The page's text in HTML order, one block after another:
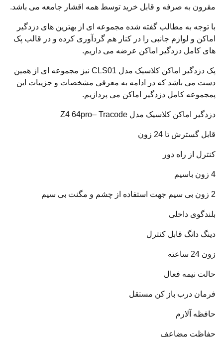
مقرون به صرفه و قابل خرید توسط همه اقشار جامعه می باشد.
با توجه به مطالب گفته شده مجموعه ای از بهترین های دزدگیر
اماکن و لوازم جانبی را در کنار هم گردآوری کرده و در قالب پک
های کامل دزدگیر اماکن عرضه می داریم.
پک دزدگیر اماکن کلاسیک مدل CLS01 نیز مجموعه ای از همین
دست می باشد که در ادامه به معرفی مشخصات و جزییات این
پمجموعه کامل دزدگیر اماکن می پردازیم.
دزدگیر اماکن کلاسیک مدل Z4 64pro– Tracode
قابل گسترش تا 24 زون
کنترل از راه دور
4 زون باسیم
2 زون بی سیم جهت استفاده از چشم و مگنت بی سیم
بلندگوی داخلی
دینگ دانگ قابل کنترل
زون 24 ساعته
حالت نیمه فعال
فرمان درب باز کن مستقل
حافظه آلارم
حفاظت مضاعف